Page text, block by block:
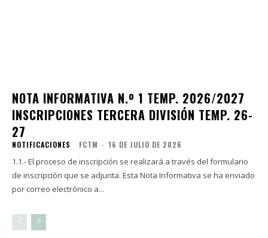
NOTA INFORMATIVA N.º 1 TEMP. 2026/2027
INSCRIPCIONES TERCERA DIVISIÓN TEMP. 26-
27
NOTIFICACIONES FCTM - 16 DE JULIO DE 2026
1.1.- El proceso de inscripción se realizará a través del formulario
de inscripción que se adjunta. Esta Nota Informativa se ha enviado
por correo electrónico a...